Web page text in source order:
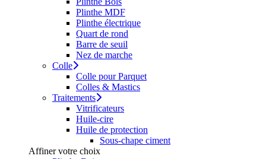
Plinthe MDF
Plinthe électrique
Quart de rond
Barre de seuil
Nez de marche
Colle
Colle pour Parquet
Colles & Mastics
Traitements
Vitrificateurs
Huile-cire
Huile de protection
Sous-chape ciment
Affiner votre choix